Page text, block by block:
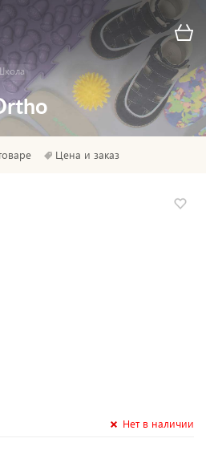
Цена и заказ
Нет в наличии